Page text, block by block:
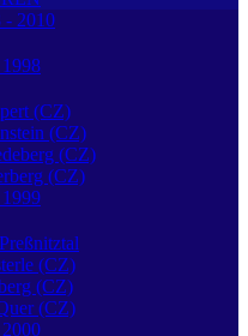
- 2010
(CZ)
(CZ)
(CZ)
(CZ)
(CZ)
(CZ)
(CZ)